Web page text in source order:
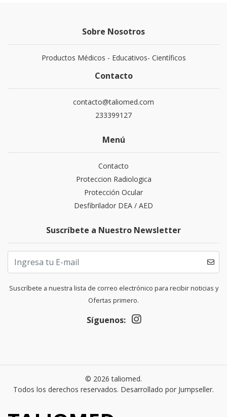
Sobre Nosotros
Productos Médicos - Educativos- Científicos
Contacto
contacto@taliomed.com
233399127
Menú
Contacto
Proteccion Radiologica
Protección Ocular
Desfibrilador DEA / AED
Suscríbete a Nuestro Newsletter
Suscríbete a nuestra lista de correo electrónico para recibir noticias y
Ofertas primero.
Síguenos:
© 2026 taliomed.
Todos los derechos reservados. Desarrollado por Jumpseller.